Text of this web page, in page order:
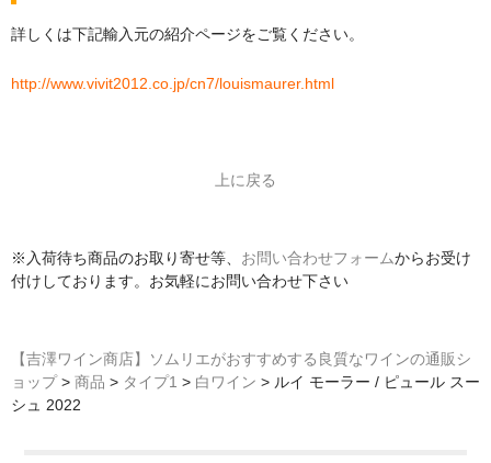
詳しくは下記輸入元の紹介ページをご覧ください。
http://www.vivit2012.co.jp/cn7/louismaurer.html
上に戻る
※入荷待ち商品のお取り寄せ等、 お問い合わせフォームからお受け
付けしております。お気軽にお問い合わせ下さい
【吉澤ワイン商店】ソムリエがおすすめする良質なワインの通販シ
ョップ> 商品 > タイプ1 > 白ワイン > ルイ モーラー / ピュール スー
シュ 2022